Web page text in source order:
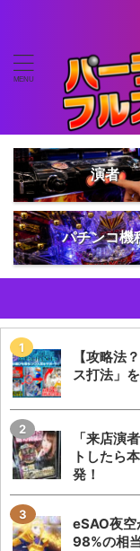
演者
パチンコ機
【攻略法
ス打法」
「来店演
トしたら
発！
eSAO夜空
98%の相